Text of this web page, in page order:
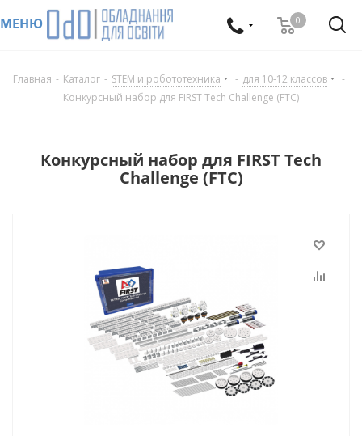
МЕНЮ 0
Главная - Каталог - STEM и робототехника - для 10-12 классов
-
Конкурсный набор для FIRST Tech Challenge (FTC)
Конкурсный набор для FIRST Tech
Challenge (FTC)